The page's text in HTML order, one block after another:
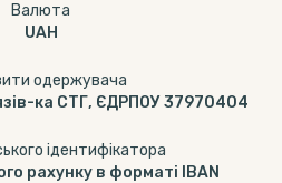
Валюта
UAH
одержувача
ка СТГ, ЄДРПОУ 37970404
ідентифікатора
рахунку в форматі IBAN